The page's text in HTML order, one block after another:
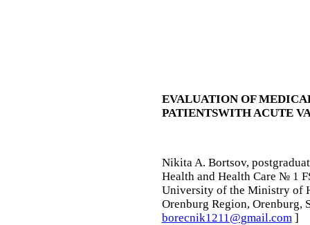
EVALUATION OF
PATIENTSWITH ACUTE
Nikita A. Bortsov,
Health and Health Care № 1
University of the Ministry of
Orenburg Region, Orenburg,
borecnik1211@gmail.com ]